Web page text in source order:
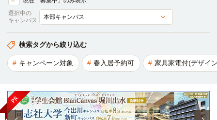
選択中の
キャンパス
検索タグから絞り込む
キャンペーン対象 春入居予約可 家具家電付(デザイ